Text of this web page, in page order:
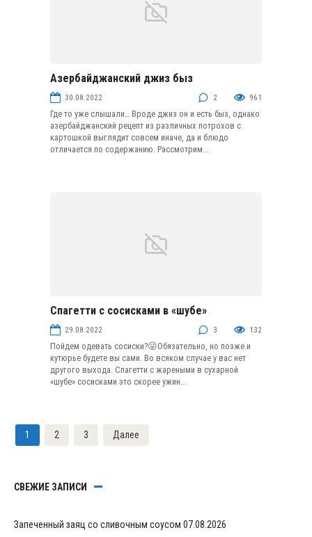
Блюда из субпродуктов и колбасных изделий
Азербайджанский джиз быз
30.08.2022 2 961
Где то уже слышали… Вроде джиз он и есть быз, однако
азербайджанский рецепт из различных потрохов с
картошкой выглядит совсем иначе, да и блюдо
отличается по содержанию. Рассмотрим...
Спагетти с сосисками в «шубе»
29.08.2022 3 132
Пойдем одевать сосиски?😜Обязательно, но позже и
кутюрье будете вы сами. Во всяком случае у вас нет
другого выхода. Спагетти с жареными в сухарной
«шубе» сосисками это скорее ужин...
Пагинация
записей
1 2 3 Далее
СВЕЖИЕ ЗАПИСИ
Запеченный заяц со сливочным соусом 07.08.2026